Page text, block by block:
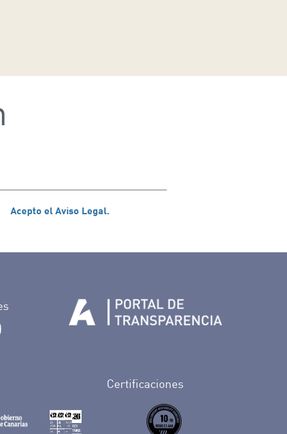
Acepto el Aviso Legal.
en Facebook
de Tenerife en Twitter
Auditorio de Tenerife en Instagram
Whatsapp de Auditorio de Tenerife
Ir al perfil de Auditorio de Tenerife en Youtube
Certificaciones